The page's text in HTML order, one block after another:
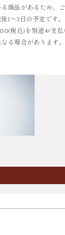
商品があるため
1～3日の予定で
税込)を別途お支
る場合があります。